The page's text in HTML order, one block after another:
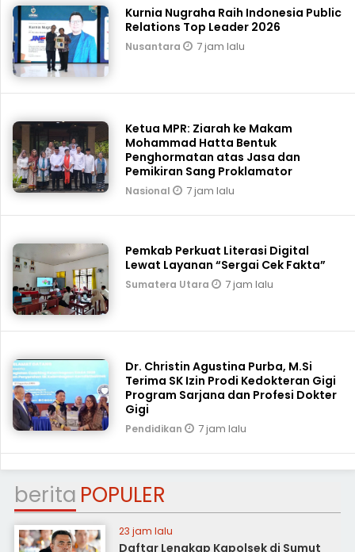
Kurnia Nugraha Raih Indonesia Public
Relations Top Leader 2026
Nusantara 7 jam lalu
Ketua MPR: Ziarah ke Makam
Mohammad Hatta Bentuk
Penghormatan atas Jasa dan
Pemikiran Sang Proklamator
Nasional 7 jam lalu
Pemkab Perkuat Literasi Digital
Lewat Layanan “Sergai Cek Fakta”
Sumatera Utara 7 jam lalu
Dr. Christin Agustina Purba, M.Si
Terima SK Izin Prodi Kedokteran Gigi
Program Sarjana dan Profesi Dokter
Gigi
Pendidikan 7 jam lalu
berita POPULER
23 jam lalu
Daftar Lengkap Kapolsek di Sumut